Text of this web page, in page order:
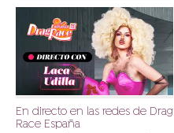
En directo en las redes de Drag
Race España